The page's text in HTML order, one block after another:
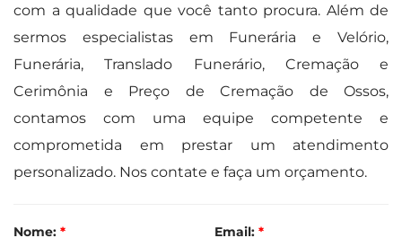
com a qualidade que você tanto procura. Além de
sermos especialistas em Funerária e Velório,
Funerária, Translado Funerário, Cremação e
Cerimônia e Preço de Cremação de Ossos,
contamos com uma equipe competente e
comprometida em prestar um atendimento
personalizado. Nos contate e faça um orçamento.
Nome: * Email: *